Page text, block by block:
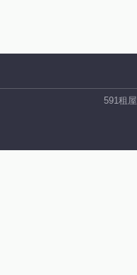
591租屋